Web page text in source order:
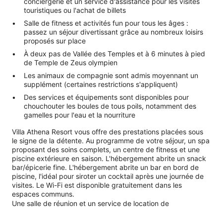
touristiques ou l'achat de billets
Salle de fitness et activités fun pour tous les âges :
passez un séjour divertissant grâce au nombreux loisirs
proposés sur place
À deux pas de Vallée des Temples et à 6 minutes à pied
de Temple de Zeus olympien
Les animaux de compagnie sont admis moyennant un
supplément (certaines restrictions s'appliquent)
Des services et équipements sont disponibles pour
chouchouter les boules de tous poils, notamment des
gamelles pour l'eau et la nourriture
Villa Athena Resort vous offre des prestations placées sous
le signe de la détente. Au programme de votre séjour, un spa
proposant des soins complets, un centre de fitness et une
piscine extérieure en saison. L'hébergement abrite un snack
bar/épicerie fine. L'hébergement abrite un bar en bord de
piscine, l'idéal pour siroter un cocktail après une journée de
visites. Le Wi-Fi est disponible gratuitement dans les
espaces communs.
Une salle de réunion et un service de location de